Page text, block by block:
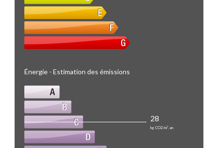
Énergie - Estimation des émissions
28
kg CO2/m².an